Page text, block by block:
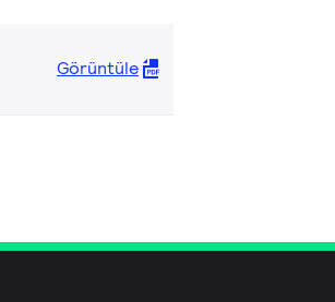
Görüntüle